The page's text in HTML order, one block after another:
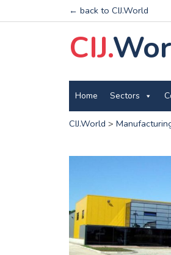
← back to CIJ.World
CIJ.
Home Sectors
CIJ.World >